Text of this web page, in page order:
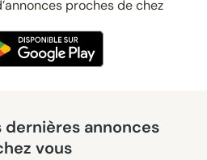
proches de chez
vous